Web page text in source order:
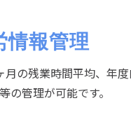
情報管理
月の残業時間平均、年
の管理が可能です。